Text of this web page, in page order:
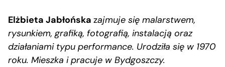
Elżbieta Jabłońska zajmuje się malarstwem,
rysunkiem, grafiką, fotografią, instalacją oraz
działaniami typu performance. Urodziła się w 1970
roku. Mieszka i pracuje w Bydgoszczy.